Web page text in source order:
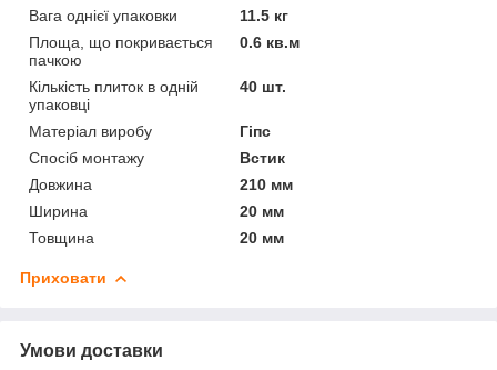
Вага однієї упаковки
11.5 кг
Площа, що покривається
пачкою
0.6 кв.м
Кількість плиток в одній
упаковці
40 шт.
Матеріал виробу
Гіпс
Спосіб монтажу
Встик
Довжина
210 мм
Ширина
20 мм
Товщина
20 мм
Приховати
Умови доставки